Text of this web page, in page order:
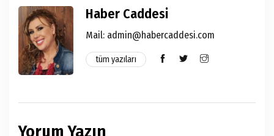
Haber Caddesi
Mail: admin@habercaddesi.com
tüm yazıları
Yorum Yazın